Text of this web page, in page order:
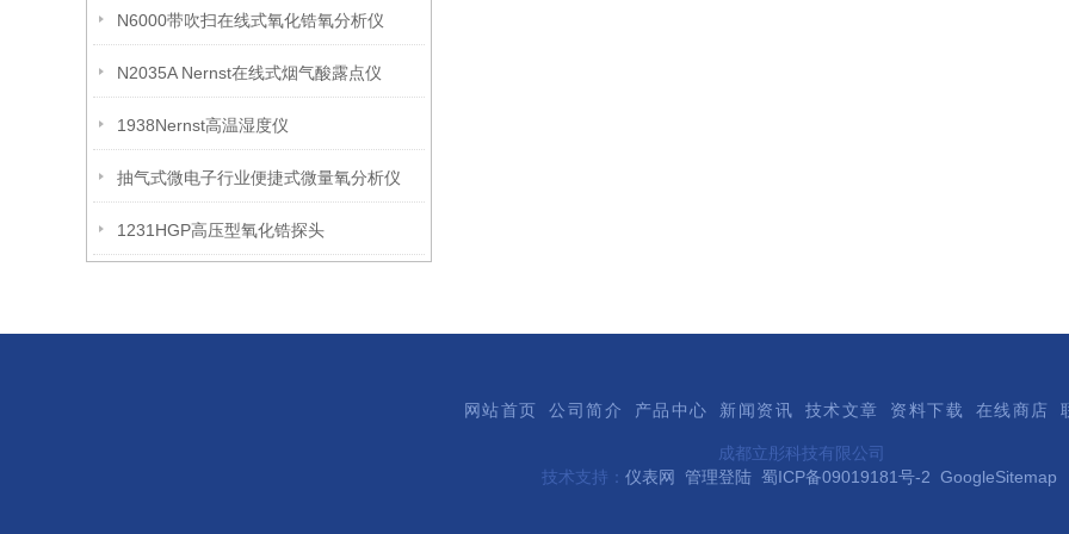
N6000带吹扫在线式氧化锆氧分析仪
N2035A Nernst在线式烟气酸露点仪
1938Nernst高温湿度仪
抽气式微电子行业便捷式微量氧分析仪
1231HGP高压型氧化锆探头
网站首页 公司简介 产品中心 新闻资讯 技术文章 资料下载 在线商店
成都立彤科技有限公司
技术支持： 仪表网 管理登陆 蜀ICP备09019181号-2 GoogleSitemap